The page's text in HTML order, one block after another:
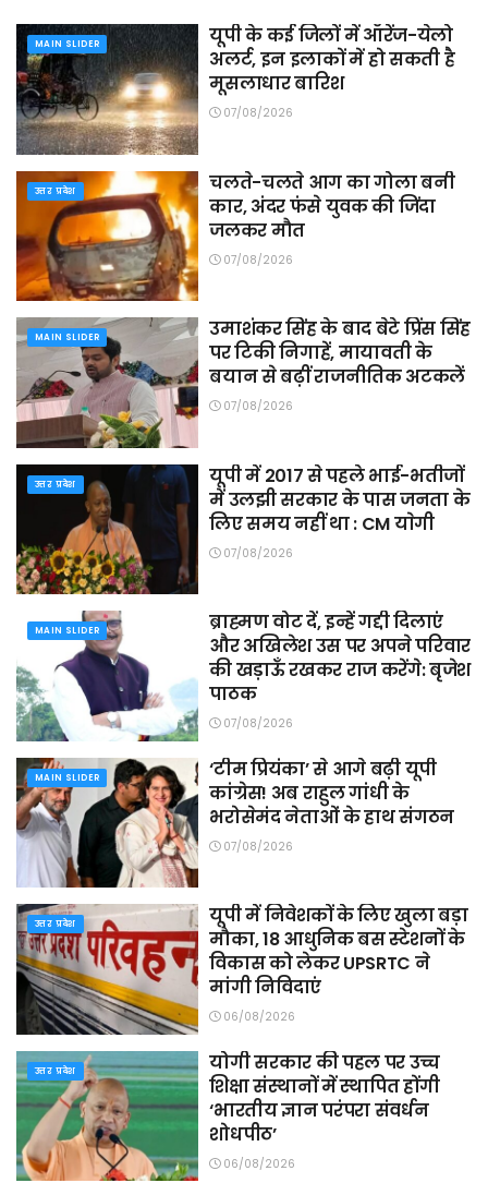
MAIN SLIDER
यूपी के कई जिलों में ऑरेंज-येलो
अलर्ट, इन इलाकों में हो सकती है
मूसलाधार बारिश
07/08/2026
उत्तर प्रदेश
चलते-चलते आग का गोला बनी
कार, अंदर फंसे युवक की जिंदा
जलकर मौत
07/08/2026
MAIN SLIDER
उमाशंकर सिंह के बाद बेटे प्रिंस सिंह
पर टिकी निगाहें, मायावती के
बयान से बढ़ीं राजनीतिक अटकलें
07/08/2026
उत्तर प्रदेश
यूपी में 2017 से पहले भाई-भतीजों
में उलझी सरकार के पास जनता के
लिए समय नहीं था : CM याेगी
07/08/2026
MAIN SLIDER
ब्राह्मण वोट दें, इन्हें गद्दी दिलाएं
और अखिलेश उस पर अपने परिवार
की खड़ाऊँ रखकर राज करेंगे: बृजेश
पाठक
07/08/2026
MAIN SLIDER
‘टीम प्रियंका’ से आगे बढ़ी यूपी
कांग्रेस! अब राहुल गांधी के
भरोसेमंद नेताओं के हाथ संगठन
07/08/2026
उत्तर प्रदेश
यूपी में निवेशकों के लिए खुला बड़ा
मौका, 18 आधुनिक बस स्टेशनों के
विकास को लेकर UPSRTC ने
मांगी निविदाएं
06/08/2026
उत्तर प्रदेश
योगी सरकार की पहल पर उच्च
शिक्षा संस्थानों में स्थापित होंगी
‘भारतीय ज्ञान परंपरा संवर्धन
शोधपीठ’
06/08/2026